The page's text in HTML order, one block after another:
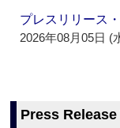
プレスリリース
2026年08月05日 (
Press